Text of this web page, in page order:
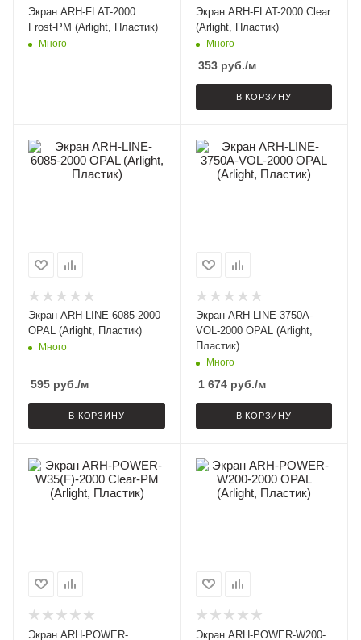
Экран ARH-FLAT-2000
Frost-PM (Arlight, Пластик)
Много
Экран ARH-FLAT-2000 Clear
(Arlight, Пластик)
Много
353руб./м
В КОРЗИНУ
Экран ARH-LINE-6085-2000
OPAL (Arlight, Пластик)
Много
595 руб./м
В КОРЗИНУ
Экран ARH-LINE-3750A-
VOL-2000 OPAL (Arlight,
Пластик)
Много
1 674руб./м
В КОРЗИНУ
Экран ARH-POWER- Экран ARH-POWER-W200-